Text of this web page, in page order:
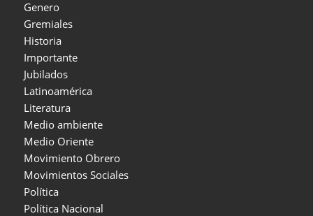
Genero
Gremiales
Historia
Importante
Jubilados
Latinoamérica
Literatura
Medio ambiente
Medio Oriente
Movimiento Obrero
Movimientos Sociales
Política
Política Nacional